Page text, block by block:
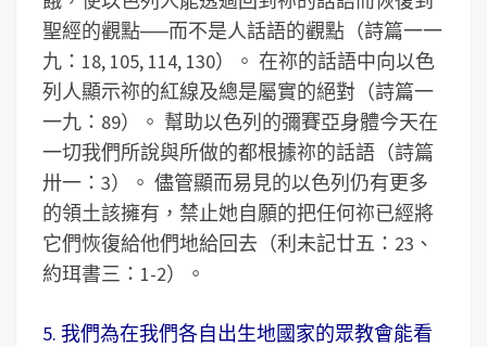
聖經的觀點──而不是人話語的觀點（詩篇一一
九：18, 105, 114, 130）。 在祢的話語中向以色
列人顯示祢的紅線及總是屬實的絕對（詩篇一
一九：89）。 幫助以色列的彌賽亞身體今天在
一切我們所說與所做的都根據祢的話語（詩篇
卅一：3）。 儘管顯而易見的以色列仍有更多
的領土該擁有，禁止她自願的把任何祢已經將
它們恢復給他們地給回去（利未記廿五：23、
約珥書三：1-2）。
5. 我們為在我們各自出生地國家的眾教會能看